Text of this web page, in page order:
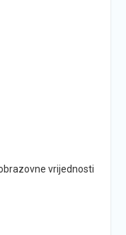
vrijednosti